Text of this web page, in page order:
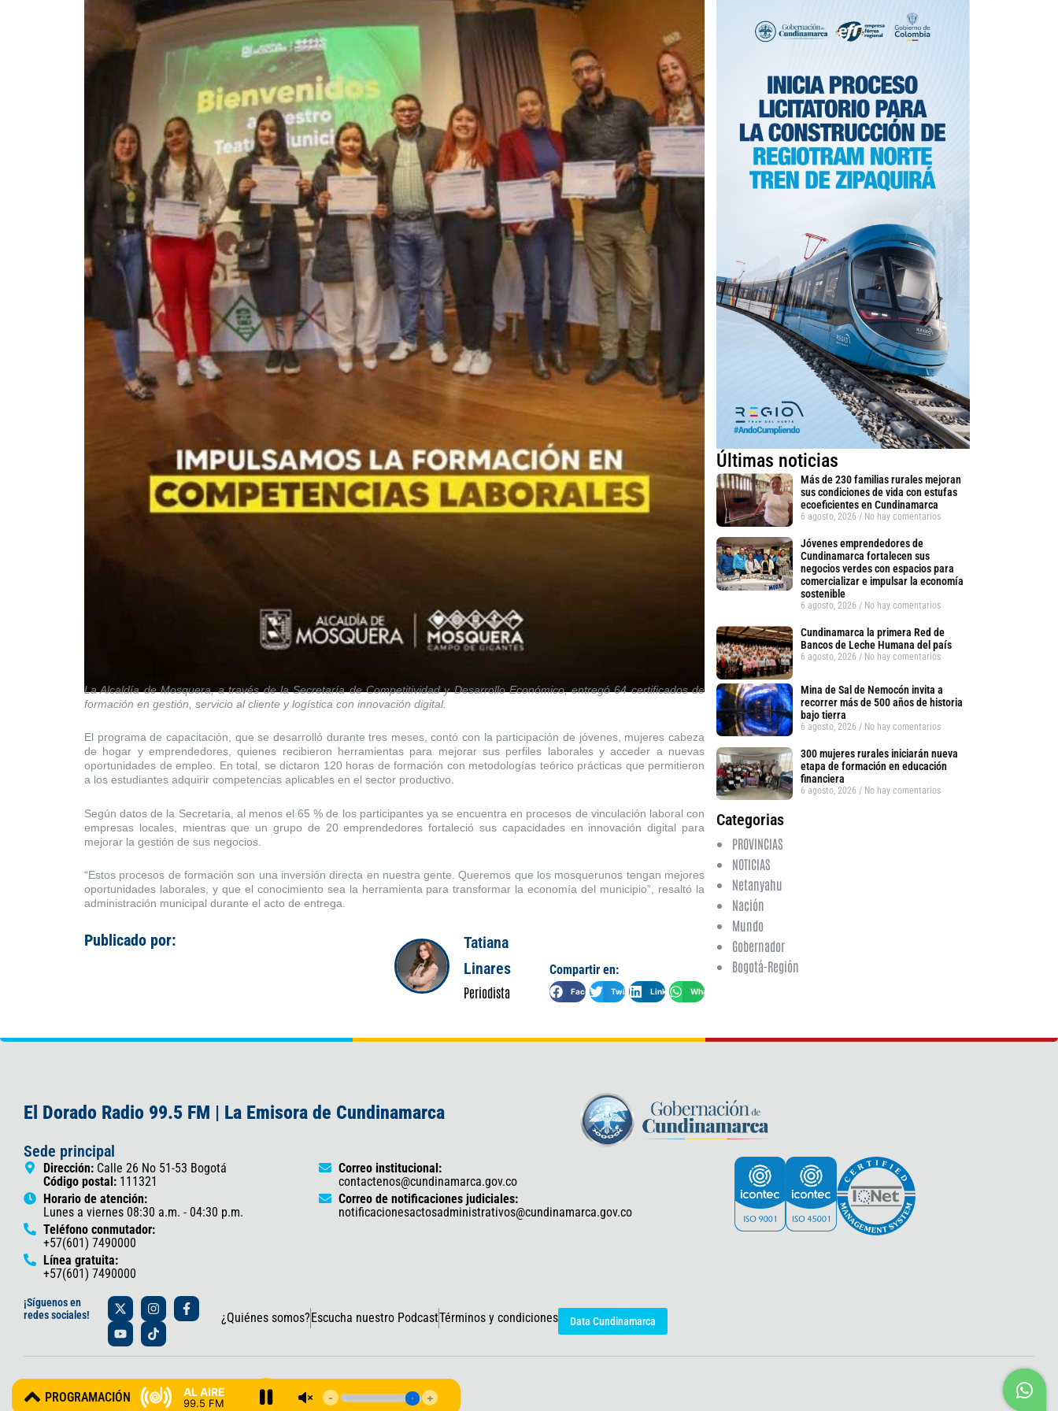
La Alcaldía de Mosquera, a través de la Secretaría de Competitividad y Desarrollo Económico, entregó64 certificados de
formación en gestión, servicio al cliente y logística con innovación digital.
El programa de capacitación, que se desarrolló durante tres meses, contó con la participación de jóvenes, mujeres cabeza
de hogar y emprendedores, quienes recibieron herramientas para mejorar sus perfiles laborales y acceder a nuevas
oportunidades de empleo. En total, se dictaron 120 horas de formación con metodologías teórico prácticas que permitieron
a los estudiantes adquirir competencias aplicables en el sector productivo.
Según datos de la Secretaría, al menos el 65 % de los participantes ya se encuentra en procesos de vinculación laboral con
empresas locales, mientras que un grupo de 20 emprendedores fortaleció sus capacidades en innovación digital para
mejorar la gestión de sus negocios.
“Estos procesos de formación son una inversión directa en nuestra gente. Queremos que los mosquerunos tengan mejores
oportunidades laborales, y que el conocimiento sea la herramienta para transformar la economía del municipio”, resaltó la
administración municipal durante el acto de entrega.
Publicado por:
Tatiana
Linares
Periodista
Compartir en:
Facebook Twitter LinkedIn WhatsApp
Últimas noticias
Más de 230 familias rurales mejoran
sus condiciones de vida con estufas
ecoeficientes en Cundinamarca
6 agosto, 2026 No hay comentarios
Jóvenes emprendedores de
Cundinamarca fortalecen sus
negocios verdes con espacios para
comercializar e impulsar la economía
sostenible
6 agosto, 2026 No hay comentarios
Cundinamarca la primera Red de
Bancos de Leche Humana del país
6 agosto, 2026 No hay comentarios
Mina de Sal de Nemocón invita a
recorrer más de 500 años de historia
bajo tierra
6 agosto, 2026 No hay comentarios
300 mujeres rurales iniciarán nueva
etapa de formación en educación
financiera
6 agosto, 2026 No hay comentarios
Categorias
PROVINCIAS
NOTICIAS
Netanyahu
Nación
Mundo
Gobernador
Bogotá-Región
El Dorado Radio 99.5 FM | La Emisora de Cundinamarca
Sede principal
Dirección: Calle 26 No 51-53 Bogotá
Código postal: 111321
Horario de atención:
Lunes a viernes 08:30 a.m. - 04:30 p.m.
Teléfono conmutador:
+57(601) 7490000
Línea gratuita:
+57(601) 7490000
Correo institucional:
contactenos@cundinamarca.gov.co
Correo de notificaciones judiciales:
notificacionesactosadministrativos@cundinamarca.gov.co
AL AIRE
99.5 FM
¡Síguenos en
redes sociales!
X
-
t
w
i
t
e
r
I
n
s
t
a
r
a
m
F
a
c
o
k
-
Y
o
u
t
u
e
T
i
k
t
o
¿Quiénes somos?Escucha nuestro PodcastTérminos y condiciones Data Cundinamarca
© 2025 Gobernación de Cundinamarca – Oficina de Prensa y Comunicaciones
PROGRAMACIÓN